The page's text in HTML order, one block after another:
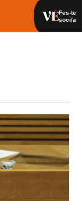
Fes-te
soci/a